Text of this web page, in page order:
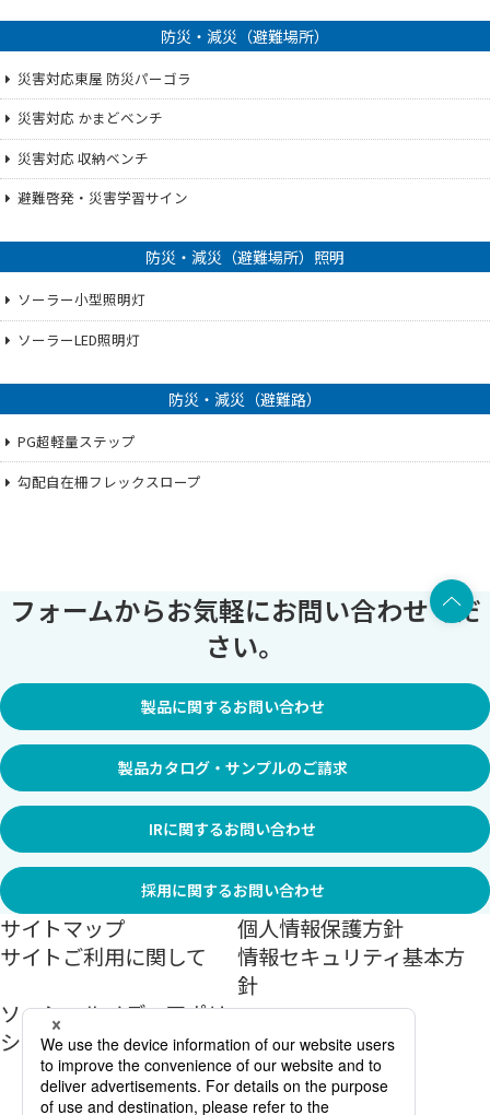
防災・減災（避難場所）
災害対応東屋 防災パーゴラ
災害対応 かまどベンチ
災害対応 収納ベンチ
避難啓発・災害学習サイン
防災・減災（避難場所）照明
ソーラー小型照明灯
ソーラーLED照明灯
防災・減災（避難路）
PG超軽量ステップ
勾配自在柵フレックスロープ
フォームからお気軽にお問い合わせくだ
さい。
製品に関するお問い合わせ
製品カタログ・サンプルのご請求
IRに関するお問い合わせ
採用に関するお問い合わせ
サイトマップ
個人情報保護方針
サイトご利用に関して
情報セキュリティ基本方
針
ソーシャルメディアポリ
シー